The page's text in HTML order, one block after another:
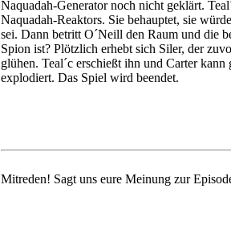
Naquadah-Generator noch nicht geklärt.
Naquadah-Reaktors. Sie behauptet, sie
sei. Dann betritt O´Neill den Raum und die
Spion ist? Plötzlich erhebt sich Siler, der
glühen. Teal´c erschießt ihn und Carter
explodiert. Das Spiel wird beendet.
Mitreden! Sagt uns eure Meinung zur